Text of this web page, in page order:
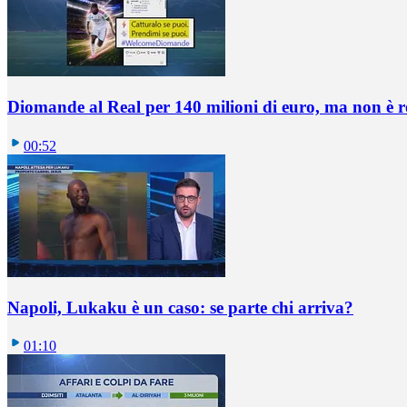
Diomande al Real per 140 milioni di euro, ma non è
00:52
Napoli, Lukaku è un caso: se parte chi arriva?
01:10